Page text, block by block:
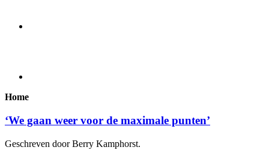
Home
‘We gaan weer voor de maximale punten’
Geschreven door Berry Kamphorst.